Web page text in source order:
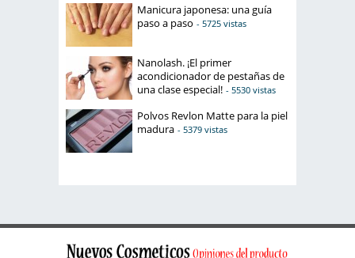
Manicura japonesa: una guía
paso a paso - 5725 vistas
Nanolash. ¡El primer
acondicionador de pestañas de
una clase especial! - 5530 vistas
Polvos Revlon Matte para la piel
madura - 5379 vistas